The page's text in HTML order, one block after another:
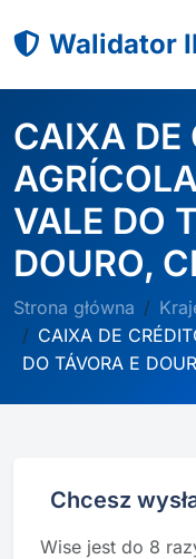
Walidator
CAIXA DE
VALE DO
DOURO,
Strona główna
CAIXA DE
DO TÁVORA E
Chcesz
Wise jest do 8